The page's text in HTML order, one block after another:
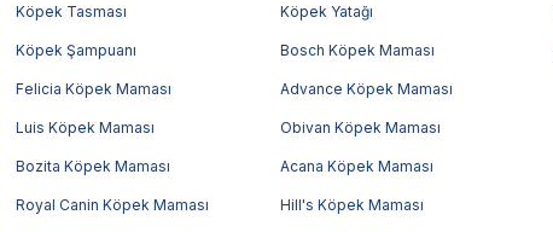
Köpek Tasması Köpek Yatağı
Köpek Şampuanı Bosch Köpek Maması
Felicia Köpek Maması Advance Köpek Maması
Luis Köpek Maması Obivan Köpek Maması
Bozita Köpek Maması Acana Köpek Maması
Royal Canin Köpek Maması Hill's Köpek Maması